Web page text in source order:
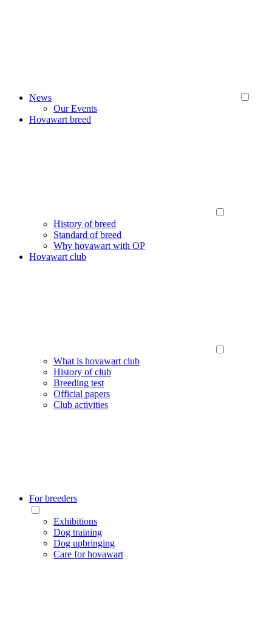
News
Our Events
Hovawart breed
History of breed
Standard of breed
Why hovawart with OP
Hovawart club
What is hovawart club
History of club
Breeding test
Official papers
Club activities
For breeders
Exhibitions
Dog training
Dog upbringing
Care for hovawart